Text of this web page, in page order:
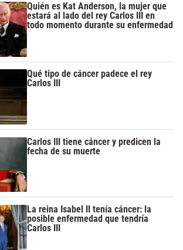
Quién es Kat Anderson, la mujer que
estará al lado del rey Carlos III en
todo momento durante su enfermedad
Qué tipo de cáncer padece el rey
Carlos III
Carlos III tiene cáncer y predicen la
fecha de su muerte
La reina Isabel II tenía cáncer: la
posible enfermedad que tendría
Carlos III